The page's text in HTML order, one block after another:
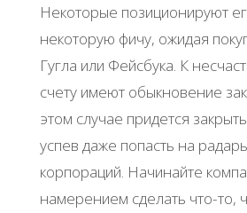
Некоторые позиционируют
некоторую фичу, ожидая
Гугла или Фейсбука. К
счету имеют обыкновение
этом случае придется
успев даже попасть на
корпораций. Начинайте
намерением сделать что-то,